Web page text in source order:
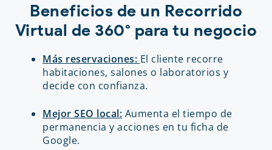
Beneficios de un Recorrido
Virtual de 360° para tu negocio
Más reservaciones: El cliente recorre
habitaciones, salones o laboratorios y
decide con confianza.
Mejor SEO local: Aumenta el tiempo de
permanencia y acciones en tu ficha de
Google.